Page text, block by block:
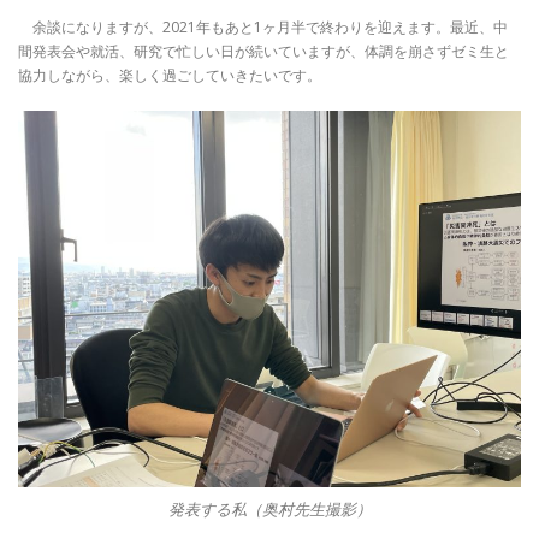
余談になりますが、2021年もあと1ヶ月半で終わりを迎えます。最近、中
間発表会や就活、研究で忙しい日が続いていますが、体調を崩さずゼミ生と
協力しながら、楽しく過ごしていきたいです。
発表する私（奥村先生撮影）